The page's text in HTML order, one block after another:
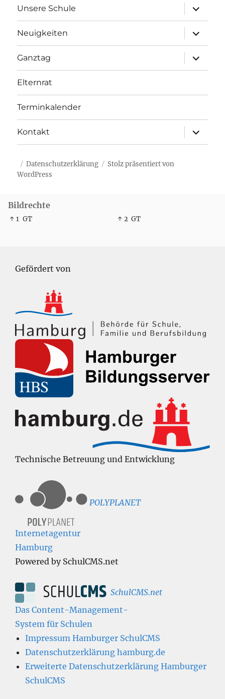
Unsere Schule
öffnen
Neuigkeiten
öffnen
Ganztag
öffnen
Elternrat
Terminkalender
Kontakt
öffnen
Datenschutzerklärung
Stolz präsentiert von
WordPress
Bildrechte
↑ 1 GT ↑ 2 GT
Gefördert von
Technische Betreuung und Entwicklung
POLYPLANET
Internetagentur
Hamburg
Powered by SchulCMS.net
SchulCMS.net
Das Content-Management-
System für Schulen
Impressum Hamburger SchulCMS
Datenschutzerklärung hamburg.de
Erweiterte Datenschutzerklärung Hamburger
SchulCMS